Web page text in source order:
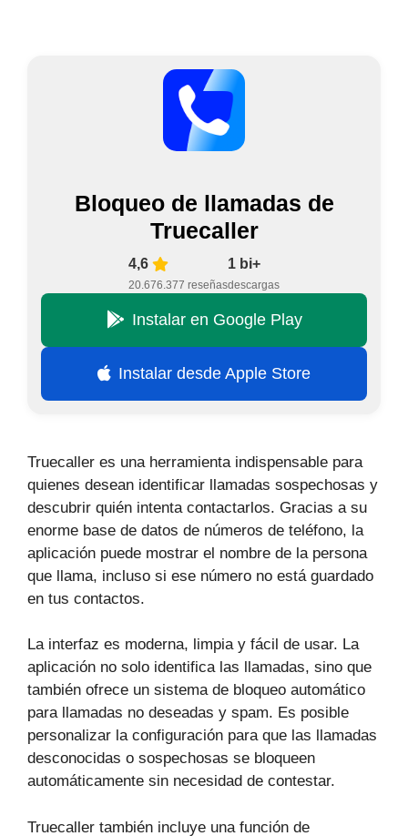
Bloqueo de llamadas de
Truecaller
4,6
20.676.377 reseñas
1 bi+
descargas
Instalar en Google Play
Instalar desde Apple Store
Truecaller es una herramienta indispensable para
quienes desean identificar llamadas sospechosas y
descubrir quién intenta contactarlos. Gracias a su
enorme base de datos de números de teléfono, la
aplicación puede mostrar el nombre de la persona
que llama, incluso si ese número no está guardado
en tus contactos.
La interfaz es moderna, limpia y fácil de usar. La
aplicación no solo identifica las llamadas, sino que
también ofrece un sistema de bloqueo automático
para llamadas no deseadas y spam. Es posible
personalizar la configuración para que las llamadas
desconocidas o sospechosas se bloqueen
automáticamente sin necesidad de contestar.
Truecaller también incluye una función de